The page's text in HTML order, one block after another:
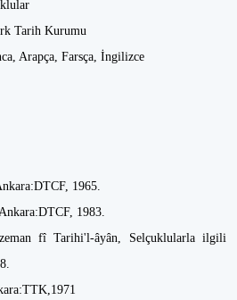
Tarih Kurumu
Arapça, Farsça, İngilizce
1965.
1983.
fî Tarihi'l-âyân, Selçuklularla ilgili